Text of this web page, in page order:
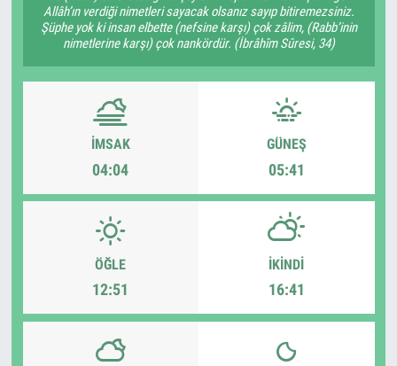
Allâh’ın verdiği nimetleri sayacak olsanız sayıp bitiremezsiniz.
Şüphe yok ki insan elbette (nefsine karşı) çok zâlim, (Rabb’inin
nimetlerine karşı) çok nankördür. (İbrâhîm Sûresi, 34)
İMSAK
04:04
GÜNEŞ
05:41
ÖĞLE
12:51
İKINDI
16:41